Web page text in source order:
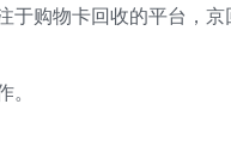
购物卡回收的平台，